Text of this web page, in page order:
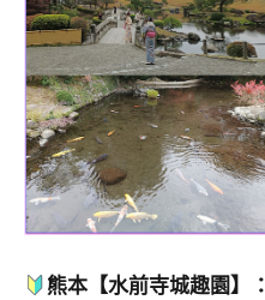
熊本【水前寺城趣園】：